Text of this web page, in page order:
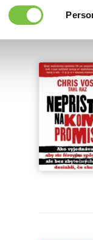
Našli sme